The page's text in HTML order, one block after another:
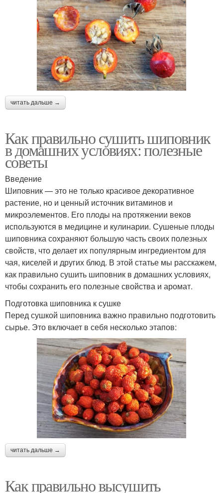
читать дальше →
Как правильно сушить шиповник
в домашних условиях: полезные
советы
Введение
Шиповник — это не только красивое декоративное
растение, но и ценный источник витаминов и
микроэлементов. Его плоды на протяжении веков
используются в медицине и кулинарии. Сушеные плоды
шиповника сохраняют большую часть своих полезных
свойств, что делает их популярным ингредиентом для
чая, киселей и других блюд. В этой статье мы расскажем,
как правильно сушить шиповник в домашних условиях,
чтобы сохранить его полезные свойства и аромат.
Подготовка шиповника к сушке
Перед сушкой шиповника важно правильно подготовить
сырье. Это включает в себя несколько этапов:
читать дальше →
Как правильно высушить